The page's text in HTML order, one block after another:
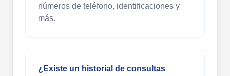
números de teléfono, identificaciones y
más.
¿Existe un historial de consultas